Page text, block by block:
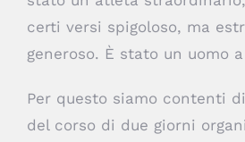
certi versi spigoloso, ma
generoso. È stato un uomo a
Per questo siamo contenti
del corso di due giorni